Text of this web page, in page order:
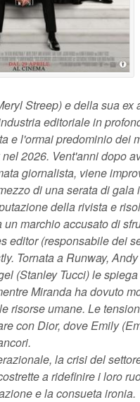
Streep) e della sua
editoriale in
e l'ormai predominio dei
2026. Vent'anni dopo
giornalista, viene
di una serata di
della rivista e
marchio accusato di
editor (responsabile dei
Tornata a Runway,
(Stanley Tucci) le
Miranda ha dovuto
risorse umane. Le
con Dior, dove Emily
la crisi del
a ridefinire i loro
e la consueta ironia.